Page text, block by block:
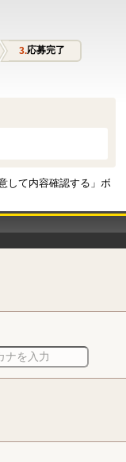
応募完了
して内容確認する」ボ